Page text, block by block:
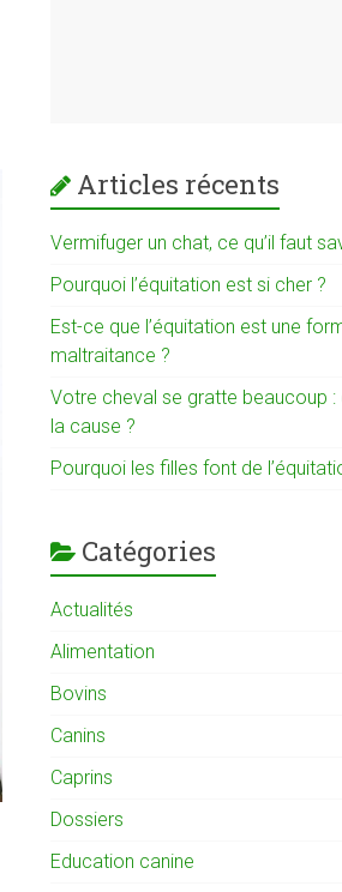
Articles récents
Vermifuger un chat, ce qu’il faut
Pourquoi l’équitation est si cher ?
Est-ce que l’équitation est une
maltraitance ?
Votre cheval se gratte beaucoup :
la cause ?
Pourquoi les filles font de
Catégories
Actualités
Alimentation
Bovins
Canins
Caprins
Dossiers
Education canine